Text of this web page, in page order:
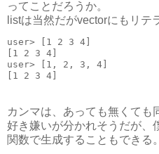
ってことだろうか。
listは当然だがvectorにもリテ
user> [1 2 3 4]
[1 2 3 4]
user> [1, 2, 3, 4]
[1 2 3 4]
カンマは、あっても無くても
好き嫌いが分かれそうだが、
関数で生成することもできる。